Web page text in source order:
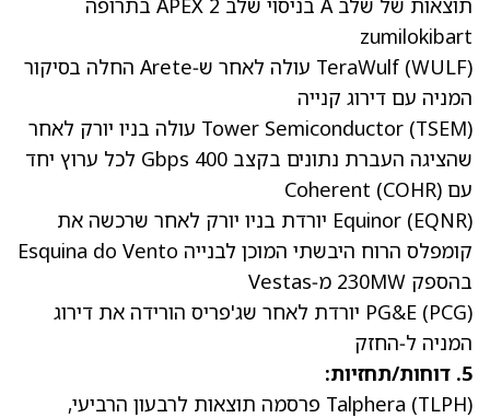
zumilokibart
TeraWulf (WULF) עולה לאחר ש‑Arete
החלה בסיקור
המניה עם דירוג קנייה
Tower Semiconductor (TSEM
) עולה בניו יורק לאחר
שהציגה העברת נתונים בקצב 400 Gbps לכל ערוץ
יחד
עם Coherent (COHR)
Equinor (EQNR
) יורדת בניו יורק לאחר שרכשה את
קומפלס הרוח היבשתי המוכן לבנייה Esquina do Vento
בהספק 230MW
מ‑Vestas
PG&E (PCG) יורדת לאחר שג'פריס
הורידה את דירוג
המניה ל‑החזק
5. דוחות/תחזיות:
Talphera (TLPH) פרסמה תוצאות לרבעון הרביעי,